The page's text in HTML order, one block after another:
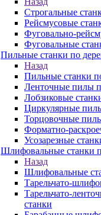
Строгальные
Рейсмусовые
Фуговально-
Фуговальные
Пильные станки по
Назад
Пильные станки
Ленточные пилы
Лобзиковые
Циркулярные
Торцовочные
Форматно-
Усозарезные
Шлифовальные станки
Назад
Шлифовальные
Тарельчато-
Тарельчато-
станки